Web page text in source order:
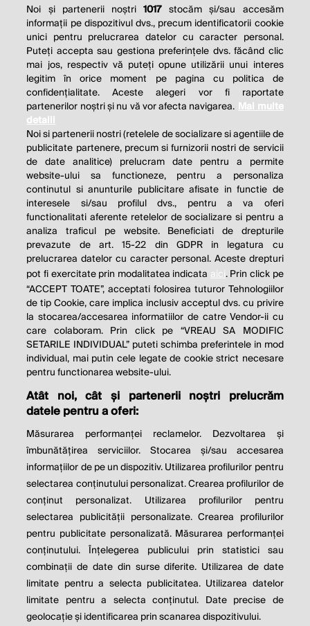
THE SOCIAL RESPONSIBILITY OF
BUSINESS IS TO INCREASE ITS
PROFITS.
Milton Friedman
© 2026 Profit.ro. Toate drepturile rezervate.
Dezvoltat de1616.ro
Contact Publicitate
Politica de cookie Politica de
confidențialitate
Setări cookies
este parte a
Noi și partenerii noștri1017 stocăm și/sau accesăm
informații pe dispozitivul dvs., precum identificatorii cookie
unici pentru prelucrarea datelor cu caracter personal.
Puteți accepta sau gestiona preferințele dvs. făcând clic
mai jos, respectiv vă puteți opune utilizării unui interes
legitim în orice moment pe pagina cu politica de
confidențialitate. Aceste alegeri vor fi raportate
partenerilor noștri și nu vă vor afecta navigarea. Mai multe
detalii
Noi si partenerii nostri (retelele de socializare si agentiile de
publicitate partenere, precum si furnizorii nostri de servicii
de date analitice) prelucram date pentru a permite
website-ului sa functioneze, pentru a personaliza
continutul si anunturile publicitare afisate in functie de
interesele si/sau profilul dvs., pentru a va oferi
functionalitati aferente retelelor de socializare si pentru a
analiza traficul pe website. Beneficiati de drepturile
prevazute de art. 15-22 din GDPR in legatura cu
prelucrarea datelor cu caracter personal. Aceste drepturi
pot fi exercitate prin modalitatea indicata aici. Prin click pe
“ACCEPT TOATE”, acceptati folosirea tuturor Tehnologiilor
de tip Cookie, care implica inclusiv acceptul dvs. cu privire
la stocarea/accesarea informatiilor de catre Vendor-ii cu
care colaboram. Prin click pe “VREAU SA MODIFIC
SETARILE INDIVIDUAL” puteti schimba preferintele in mod
individual, mai putin cele legate de cookie strict necesare
pentru functionarea website-ului.
Atât noi, cât și partenerii noștri prelucrăm
datele pentru a oferi:
Măsurarea performanței reclamelor. Dezvoltarea și
îmbunătățirea serviciilor. Stocarea și/sau accesarea
informațiilor de pe un dispozitiv. Utilizarea profilurilor pentru
selectarea conținutului personalizat. Crearea profilurilor de
conținut personalizat. Utilizarea profilurilor pentru
selectarea publicității personalizate. Crearea profilurilor
pentru publicitate personalizată. Măsurarea performanței
conținutului. Înțelegerea publicului prin statistici sau
combinații de date din surse diferite. Utilizarea de date
limitate pentru a selecta publicitatea. Utilizarea datelor
limitate pentru a selecta conținutul. Date precise de
geolocație și identificarea prin scanarea dispozitivului.